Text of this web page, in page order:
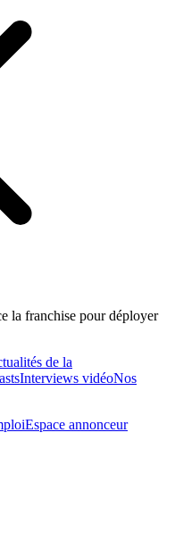
la franchise pour déployer
de la
Interviews vidéoNos
Espace annonceur